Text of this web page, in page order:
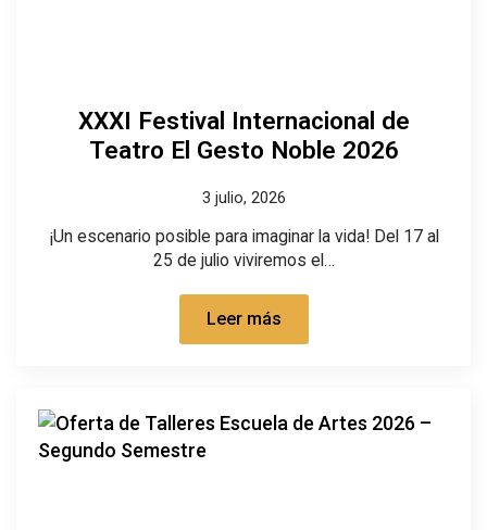
XXXI Festival Internacional de
Teatro El Gesto Noble 2026
3 julio, 2026
¡Un escenario posible para imaginar la vida! Del 17 al
25 de julio viviremos el…
Leer más